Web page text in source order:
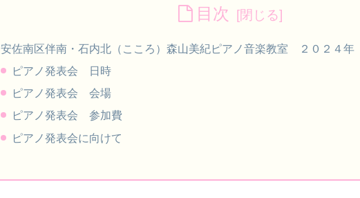
目次
安佐南区伴南・石内北（こころ）森山美紀ピアノ音楽教室 ２０２４
ピアノ発表会 日時
ピアノ発表会 会場
ピアノ発表会 参加費
ピアノ発表会に向けて